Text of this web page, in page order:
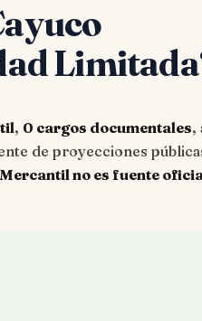
, 0 cargos documentales,
de proyecciones
no es fuente